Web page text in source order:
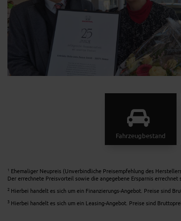
Fahrzeugbestand
1
Ehemaliger Neupreis (Unverbindliche Preisempfehlung des
Der errechnete Preisvorteil sowie die angegebene Ersparnis
2 Hierbei handelt es sich um ein Finanzierungs-Angebot. Preise sind
3 Hierbei handelt es sich um ein Leasing-Angebot. Preise sind